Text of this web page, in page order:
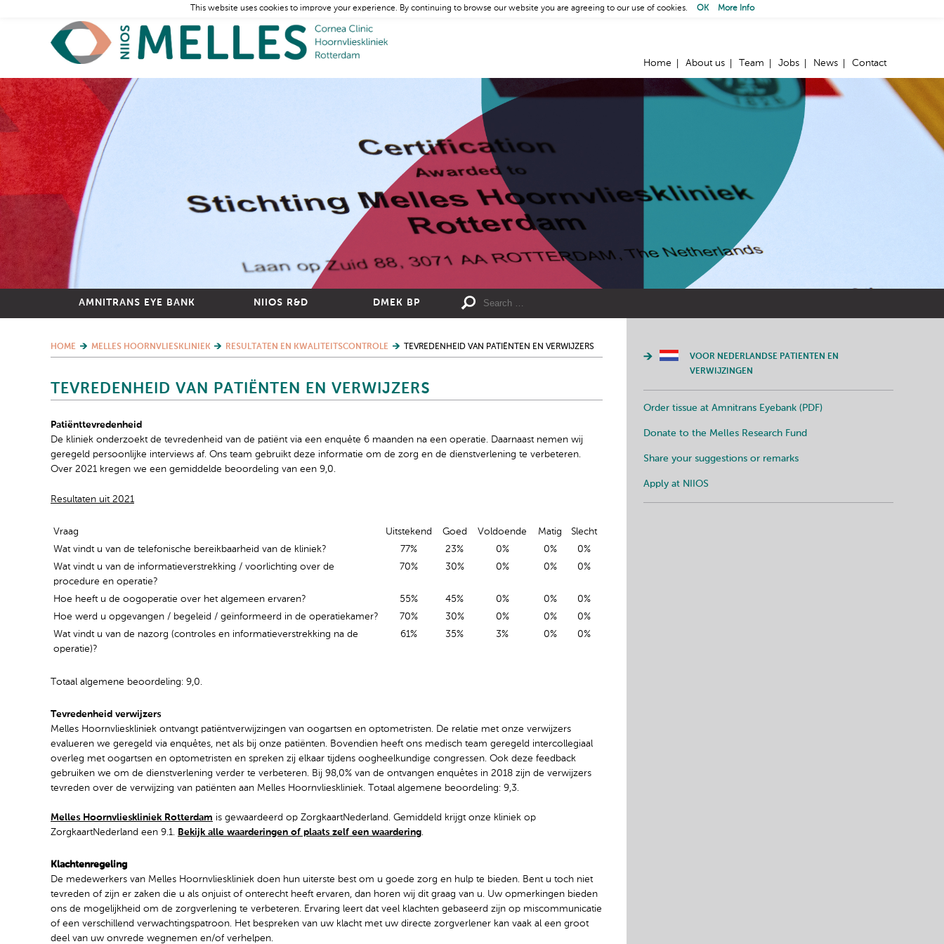
Home About us Team Jobs News Contact
AMNITRANS EYE BANK NIIOS R&D DMEK BP
HOME MELLES HOORNVLIESKLINIEK RESULTATEN EN KWALITEITSCONTROLE TEVREDENHEID VAN PATIËNTEN EN VERWIJZERS
TEVREDENHEID VAN PATIËNTEN EN VERWIJZERS
Patiënttevredenheid
De kliniek onderzoekt de tevredenheid van de patiënt via een enquête 6 maanden na een operatie. Daarnaast nemen wij
geregeld persoonlijke interviews af. Ons team gebruikt deze informatie om de zorg en de dienstverlening te verbeteren.
Over 2021 kregen we een gemiddelde beoordeling van een 9,0.
Resultaten uit 2021
Vraag Uitstekend Goed Voldoende Matig
Slecht
Wat vindt u van de telefonische bereikbaarheid van de kliniek?
77% 23% 0% 0%
0%
Wat vindt u van de informatieverstrekking / voorlichting over de
procedure en operatie?
70% 30% 0% 0% 0%
Hoe heeft u de oogoperatie over het algemeen ervaren? 55% 45% 0% 0%
0%
Hoe werd u opgevangen / begeleid / geïnformeerd in de operatiekamer?
70% 30% 0% 0%
0%
Wat vindt u van de nazorg (controles en informatieverstrekking na de
operatie)?
61% 35% 3% 0% 0%
Totaal algemene beoordeling: 9,0.
Tevredenheid verwijzers
Melles Hoornvlieskliniek ontvangt patiëntverwijzingen van oogartsen en optometristen. De relatie met onze verwijzers
evalueren we geregeld via enquêtes, net als bij onze patiënten. Bovendien heeft ons medisch team geregeld intercollegiaal
overleg met oogartsen en optometristen en spreken zij elkaar tijdens oogheelkundige congressen. Ook deze feedback
gebruiken we om de dienstverlening verder te verbeteren. Bij 98,0% van de ontvangen enquêtes in 2018 zijn de verwijzers
tevreden over de verwijzing van patiënten aan Melles Hoornvlieskliniek. Totaal algemene beoordeling: 9,3.
Melles Hoornvlieskliniek Rotterdam is gewaardeerd op ZorgkaartNederland. Gemiddeld krijgt onze kliniek op
ZorgkaartNederland een 9.1. Bekijk alle waarderingen of plaats zelf een waardering.
Klachtenregeling
De medewerkers van Melles Hoornvlieskliniek doen hun uiterste best om u goede zorg en hulp te bieden. Bent u toch niet
tevreden of zijn er zaken die u als onjuist of onterecht heeft ervaren, dan horen wij dit graag van u. Uw opmerkingen bieden
ons de mogelijkheid om de zorgverlening te verbeteren. Ervaring leert dat veel klachten gebaseerd zijn op miscommunicatie
of een verschillend verwachtingspatroon. Het bespreken van uw klacht met uw directe zorgverlener kan vaak al een groot
deel van uw onvrede wegnemen en/of verhelpen.
VOOR NEDERLANDSE PATIENTEN EN
VERWIJZINGEN
Order tissue at Amnitrans Eyebank (PDF)
Donate to the Melles Research Fund
Share your suggestions or remarks
Apply at NIIOS
This website uses cookies to improve your experience. By continuing to browse our website you are agreeing to our use of cookies. OK More Info